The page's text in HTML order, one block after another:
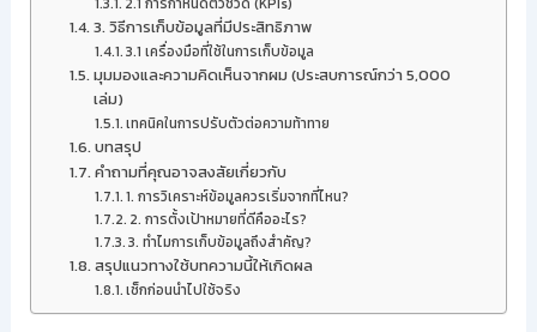
3. วิธีการเก็บข้อมูลที่มีประสิทธิภาพ
3.1 เครื่องมือที่ใช้ในการเก็บข้อมูล
มุมมองและความคิดเห็นจากผม (ประสบการณ์กว่า 5,000
เล่ม)
เทคนิคในการปรับตัวต่อความท้าทาย
บทสรุป
คำถามที่คุณอาจสงสัยเกี่ยวกับ
1. การวิเคราะห์ข้อมูลควรเริ่มจากที่ไหน?
2. การตั้งเป้าหมายที่ดีคืออะไร?
3. ทำไมการเก็บข้อมูลถึงสำคัญ?
สรุปแนวทางใช้บทความนี้ให้เกิดผล
เช็กก่อนนำไปใช้จริง